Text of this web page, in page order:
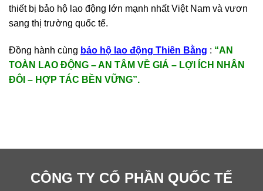
thiết bị bảo hộ lao động lớn mạnh nhất Việt Nam và vươn
sang thị trường quốc tế.
Đồng hành cùng bảo hộ lao động Thiên Bằng : “AN
TOÀN LAO ĐỘNG – AN TÂM VỀ GIÁ – LỢI ÍCH NHÂN
ĐÔI – HỢP TÁC BỀN VỮNG”.
CÔNG TY CỔ PHẦN QUỐC TẾ